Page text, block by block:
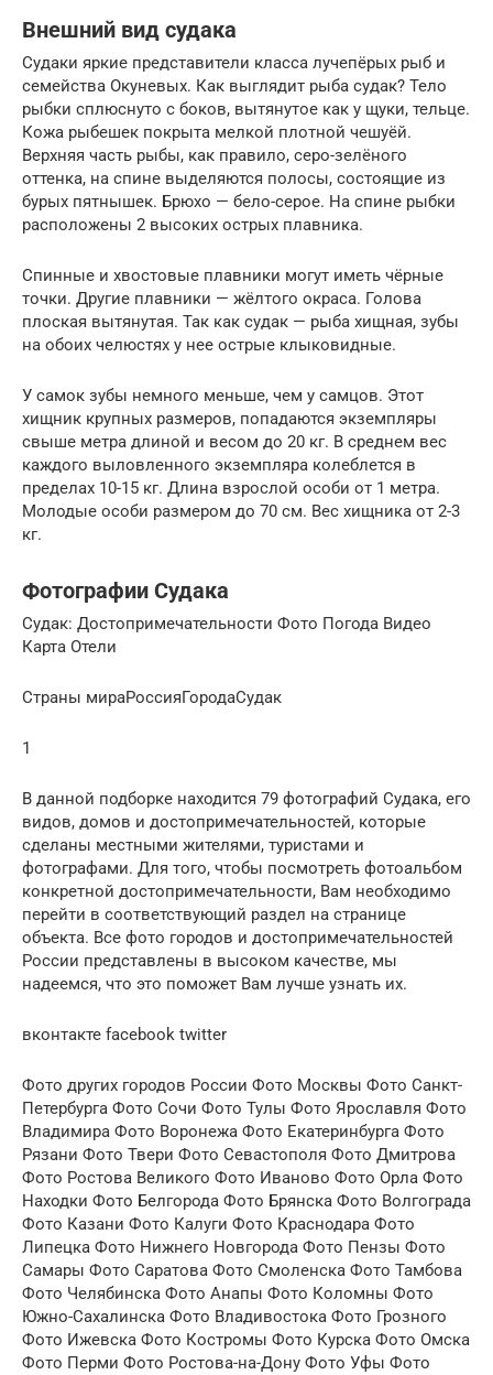
Внешний вид судака
Судаки яркие представители класса лучепёрых рыб и
семейства Окуневых. Как выглядит рыба судак? Тело
рыбки сплюснуто с боков, вытянутое как у щуки, тельце.
Кожа рыбешек покрыта мелкой плотной чешуёй.
Верхняя часть рыбы, как правило, серо-зелёного
оттенка, на спине выделяются полосы, состоящие из
бурых пятнышек. Брюхо — бело-серое. На спине рыбки
расположены 2 высоких острых плавника.
Спинные и хвостовые плавники могут иметь чёрные
точки. Другие плавники — жёлтого окраса. Голова
плоская вытянутая. Так как судак — рыба хищная, зубы
на обоих челюстях у нее острые клыковидные.
У самок зубы немного меньше, чем у самцов. Этот
хищник крупных размеров, попадаются экземпляры
свыше метра длиной и весом до 20 кг. В среднем вес
каждого выловленного экземпляра колеблется в
пределах 10-15 кг. Длина взрослой особи от 1 метра.
Молодые особи размером до 70 см. Вес хищника от 2-3
кг.
Фотографии Судака
Судак: Достопримечательности Фото Погода Видео
Карта Отели
Страны мираРоссияГородаСудак
1
В данной подборке находится 79 фотографий Судака, его
видов, домов и достопримечательностей, которые
сделаны местными жителями, туристами и
фотографами. Для того, чтобы посмотреть фотоальбом
конкретной достопримечательности, Вам необходимо
перейти в соответствующий раздел на странице
объекта. Все фото городов и достопримечательностей
России представлены в высоком качестве, мы
надеемся, что это поможет Вам лучше узнать их.
вконтакте facebook twitter
Фото других городов России Фото Москвы Фото Санкт-
Петербурга Фото Сочи Фото Тулы Фото Ярославля Фото
Владимира Фото Воронежа Фото Екатеринбурга Фото
Рязани Фото Твери Фото Севастополя Фото Дмитрова
Фото Ростова Великого Фото Иваново Фото Орла Фото
Находки Фото Белгорода Фото Брянска Фото Волгограда
Фото Казани Фото Калуги Фото Краснодара Фото
Липецка Фото Нижнего Новгорода Фото Пензы Фото
Самары Фото Саратова Фото Смоленска Фото Тамбова
Фото Челябинска Фото Анапы Фото Коломны Фото
Южно-Сахалинска Фото Владивостока Фото Грозного
Фото Ижевска Фото Костромы Фото Курска Фото Омска
Фото Перми Фото Ростова-на-Дону Фото Уфы Фото